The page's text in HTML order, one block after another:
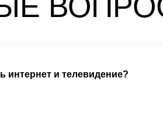
интернет и телевидение?